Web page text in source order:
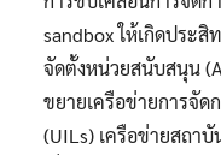
sandbox ให้เกิดประ
จัดตั้งหน่วยสนับสนุน
ขยายเครือข่ายการจั
(UILs) เครือข่ายสถา